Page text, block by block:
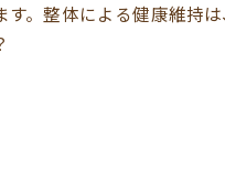
。整体による健康維持